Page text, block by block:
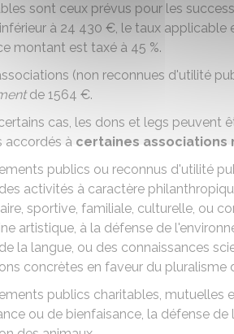
sont ceux prévus pour les
à 24 430 €, le taux applicable
montant est taxé à 45 %.
(non reconnues d'utilité
de 1564 €.
cas, les dons et legs peuvent
accordés à certaines
publics ou reconnus d'utilité
activités à caractère
sportive, familiale, culturelle, ou
artistique, à la défense de
la langue, ou des connaissances
concrètes en faveur du pluralisme
publics charitables,
ou de bienfaisance, la défense